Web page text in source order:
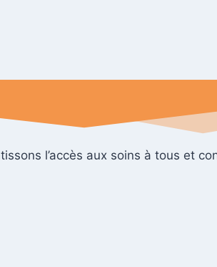
l’accès aux soins à tous et